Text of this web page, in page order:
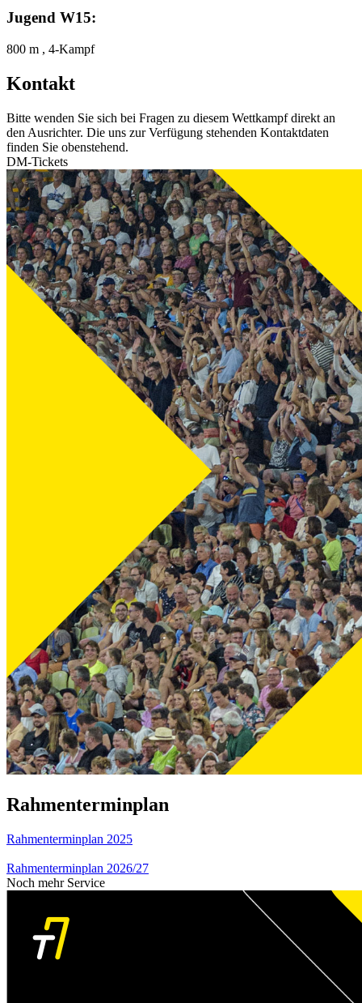
Jugend W15:
800 m , 4-Kampf
Kontakt
Bitte wenden Sie sich bei Fragen zu diesem Wettkampf direkt an
den Ausrichter. Die uns zur Verfügung stehenden Kontaktdaten
finden Sie obenstehend.
DM-Tickets
Rahmenterminplan
Rahmenterminplan 2025
Rahmenterminplan 2026/27
Noch mehr Service